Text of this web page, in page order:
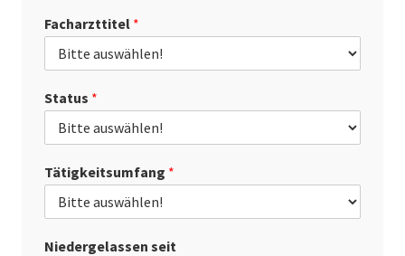
Facharzttitel *
Status *
Tätigkeitsumfang *
Niedergelassen seit